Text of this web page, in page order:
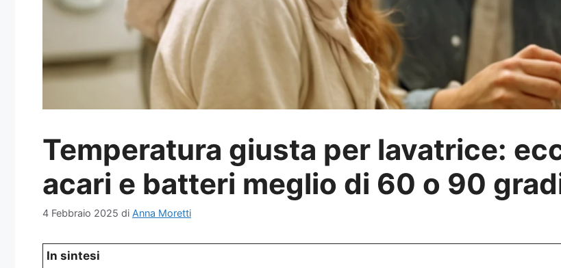
Temperatura giusta per lavatrice:
acari e batteri meglio di 60 o 90
4 Febbraio 2025 di Anna Moretti
In sintesi